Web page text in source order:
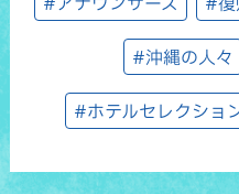
#沖縄の人々
#ホテルセレクショ